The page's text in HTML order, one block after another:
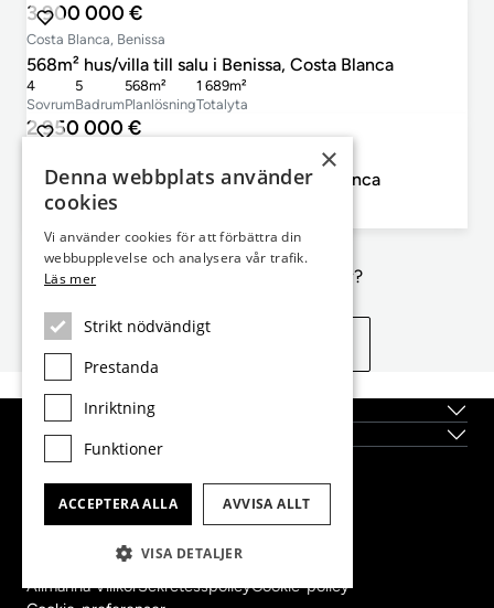
3 900 000 €
Costa Blanca, Benissa
568m² hus/villa till salu i Benissa, Costa Blanca
Sovrum
4
Badrum
5
Planlösning
568m²
Totalyta
1 689m²
2 950 000 €
885m² hus/villa till salu i Jávea, Costa Blanca
5
Inte exakt vad du letar efter?
Topplägen
Nybyggda fastigheter
info@lucasfox.com
Allmänna VillkorSekretesspolicyCookie-policy
×
Denna webbplats använder
cookies
Vi använder cookies för att förbättra din
webbupplevelse och analysera vår trafik.
Läs mer
Strikt nödvändigt
Prestanda
Inriktning
Funktioner
ACCEPTERA ALLA AVVISA ALLT
VISA DETALJER